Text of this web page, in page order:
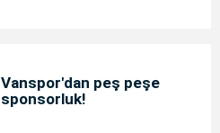
Vanspor'dan peş peşe
sponsorluk!